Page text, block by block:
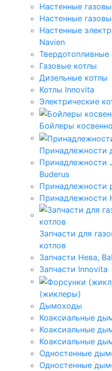
Настенные
Настенные
Настенные
Navien
Твердотопливные
Газовые котлы
Дизельные котлы
Котлы Innovita
Электрические
Бойлеры
Принадлежности
Принадлежности
Buderus
Принадлежности
Принадлежности
Запчасти для
котлов
Запчасти Нева,
Запчасти Innovita
(жиклеры)
Дымоходы
Коаксиальные
Коаксиальные
Коаксиальные
Одностенные
Одностенные